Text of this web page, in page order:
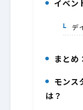
イベン
4-1.デ
まとめ
モンス
は？